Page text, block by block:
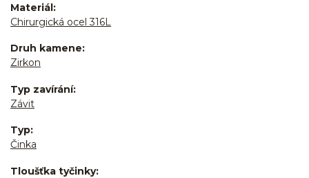
Materiál
Chirurgická ocel 316L
Druh kamene
Zirkon
Typ zavírání
Závit
Typ
Činka
Tloušťka tyčinky